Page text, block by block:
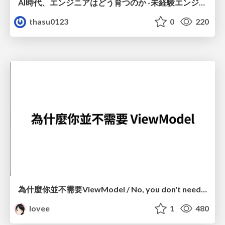
thasu0123
0 220
為什麼你並不需要ViewModel / No, you don't need a ViewModel
lovee
1 480